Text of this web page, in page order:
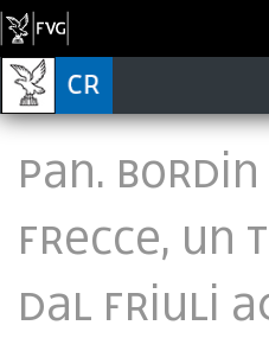
PAN.
FRECCE, UN
DAL FRIULI